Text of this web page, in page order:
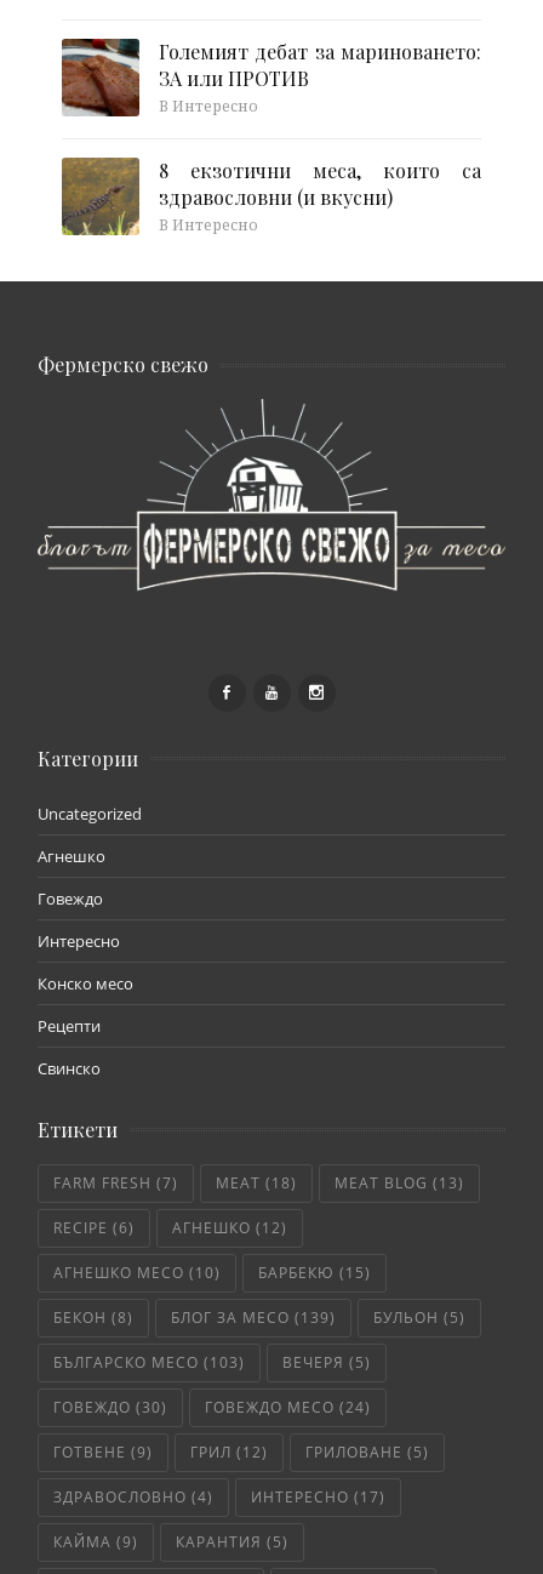
Големият дебат за мариноването:
ЗА или ПРОТИВ
В Интересно
8 екзотични меса, които са
здравословни (и вкусни)
В Интересно
Фермерско свежо
Категории
Uncategorized
Агнешко
Говеждо
Интересно
Конско месо
Рецепти
Свинско
Етикети
FARM FRESH (7) MEAT (18) MEAT BLOG (13)
RECIPE (6) АГНЕШКО (12)
АГНЕШКО МЕСО (10) БАРБЕКЮ (15)
БЕКОН (8) БЛОГ ЗА МЕСО (139) БУЛЬОН (5)
БЪЛГАРСКО МЕСО (103) ВЕЧЕРЯ (5)
ГОВЕЖДО (30) ГОВЕЖДО МЕСО (24)
ГОТВЕНЕ (9) ГРИЛ (12) ГРИЛОВАНЕ (5)
ЗДРАВОСЛОВНО (4) ИНТЕРЕСНО (17)
КАЙМА (9) КАРАНТИЯ (5)